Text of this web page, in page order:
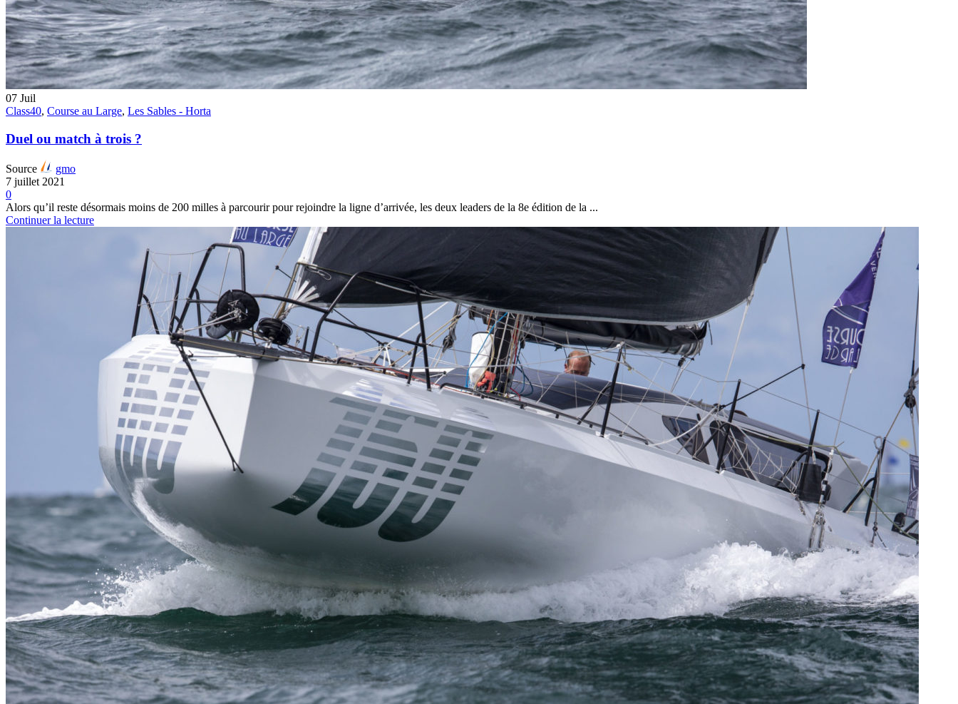
13Mar
Records,Vitesse absolue
SP80 franchit la barre mythique des 50 noeuds
Source
SP80
13 mars 2025
0
07 Juil
Class40, Course au Large, Les Sables - Horta
Duel ou match à trois ?
Source
gmo
7 juillet 2021
0
Alors qu’il reste désormais moins de 200 milles à parcourir pour rejoindre la ligne d’arrivée, les deux leaders de la 8e édition de la ...
Continuer la lecture